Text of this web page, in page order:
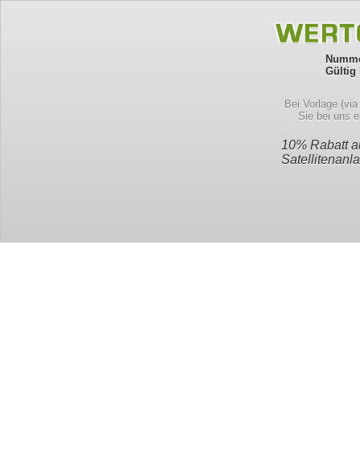
Gültig
Bei Vorlage
Sie bei uns
10% Rabatt